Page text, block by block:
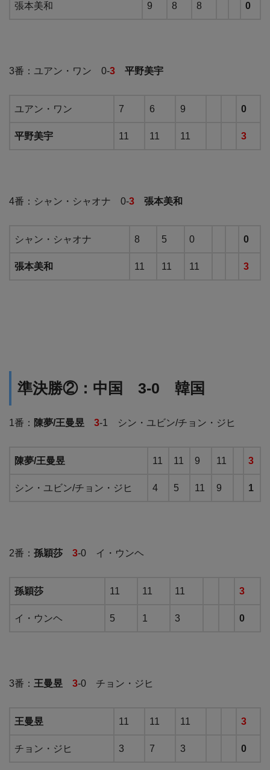
張本美和 9 8 8 0
3番：ユアン・ワン 0-3 平野美宇
ユアン・ワン 7 6 9 0
平野美宇 11 11 11 3
4番：シャン・シャオナ 0-3 張本美和
シャン・シャオナ 8 5 0 0
張本美和 11 11 11 3
準決勝②：中国 3-0 韓国
1番： 陳夢/王曼昱 3-1 シン・ユビン/チョン・ジヒ
陳夢/王曼昱 11 11 9 11 3
シン・ユビン/チョン・ジヒ 4 5 11 9 1
2番： 孫穎莎 3-0 イ・ウンヘ
孫穎莎 11 11 11 3
イ・ウンヘ 5 1 3 0
3番： 王曼昱 3-0 チョン・ジヒ
王曼昱 11 11 11 3
チョン・ジヒ 3 7 3 0